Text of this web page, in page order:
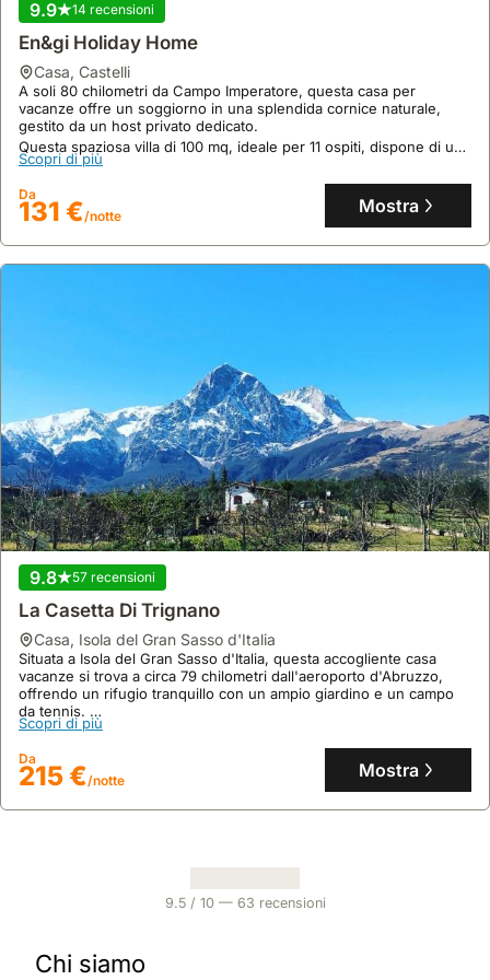
prenotazione
può
essere
effettuata
con
un
preavviso
legati
alla
tradizione
abruzzese.
possibile
organizzare
enogastronomici
anticipata.
aree
più
remote,
avere
un'automobile
fortemente
per
godere
appieno
della
circostante.
9.9 14 recensioni
En&gi Holiday Home
casa, Castelli
A soli 80 chilometri da Campo Imperatore, questa casa per
vacanze offre un soggiorno in una splendida cornice naturale,
gestito da un host privato dedicato.
Questa spaziosa villa di 100 mq, ideale per 11 ospiti, dispone di una
cucina attrezzata con lavastoviglie e forno, un balcone con vista
Scopri di più
Da
131 €/notte Mostra
9.8 57 recensioni
La Casetta Di Trignano
casa, Isola del Gran Sasso d'Italia
Situata a Isola del Gran Sasso d'Italia, questa accogliente casa
vacanze si trova a circa 79 chilometri dall'aeroporto d'Abruzzo,
offrendo un rifugio tranquillo con un ampio giardino e un campo
da tennis.
Questa villa di 115 metri quadrati dispone di 2 camere da letto, 3
bagni, una cucina completamente attrezzata con frigorifero e
congelatore, e connessione Wi-Fi gratuita, perfetta per famiglie e
amanti degli animali.
Scopri di più
Da
215 €/notte Mostra
9.5/ 10 — 63 recensioni
Chi siamo